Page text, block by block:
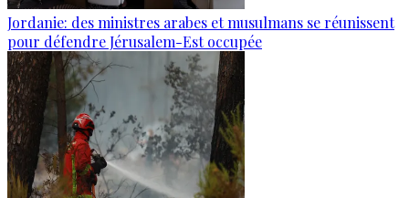
Jordanie: des ministres arabes et musulmans se réunissent
pour défendre Jérusalem-Est occupée